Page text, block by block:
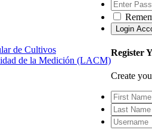
de Cultivos
de la Medición (LACM)
Register
Create